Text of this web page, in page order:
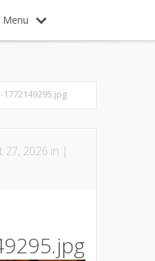
Menu
1772149295.jpg
27, 2026 in |